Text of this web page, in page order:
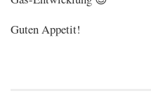
Guten Appetit!